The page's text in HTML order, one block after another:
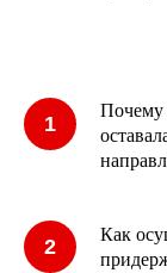
1
Почему
2
Как